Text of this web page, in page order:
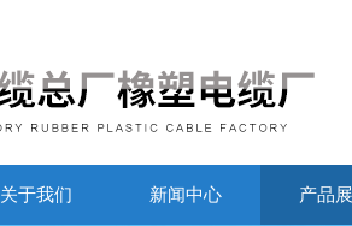
关于我们 新闻中心 产品